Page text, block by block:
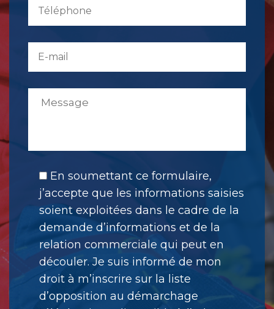
En soumettant ce formulaire,
j’accepte que les informations saisies
soient exploitées dans le cadre de la
demande d’informations et de la
relation commerciale qui peut en
découler. Je suis informé de mon
droit à m’inscrire sur la liste
d’opposition au démarchage